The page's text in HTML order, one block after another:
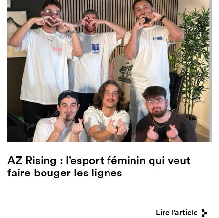
AZ Rising : l’esport féminin qui veut
faire bouger les lignes
Lire l'article